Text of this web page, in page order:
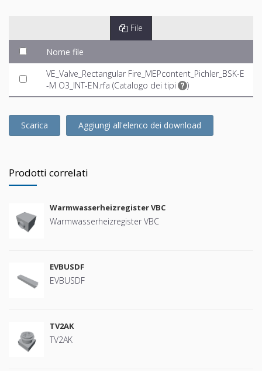
File
Nome file
VE_Valve_Rectangular Fire_MEPcontent_Pichler_BSK-E
-M O3_INT-EN.rfa (Catalogo dei tipi )
Scarica Aggiungi all'elenco dei download
Prodotti correlati
Warmwasserheizregister VBC
Warmwasserheizregister VBC
EVBUSDF
EVBUSDF
TV2AK
TV2AK